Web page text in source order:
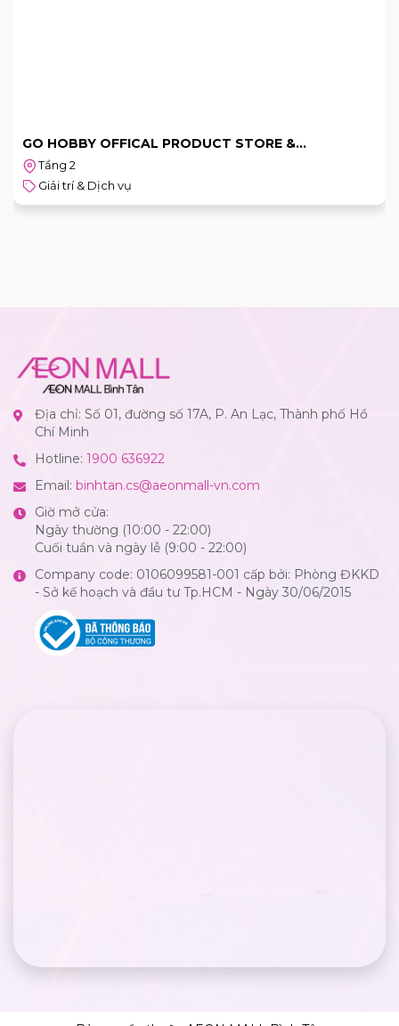
LIFE FOUR CUTS
Tầng 2
Giải trí & Dịch vụ
Địa chỉ: Số 01, đường số 17A, P. An Lạc, Thành phố Hồ
Chí Minh
Hotline: 1900 636922
Email: binhtan.cs@aeonmall-vn.com
Giờ mở cửa:
Ngày thường (10:00 - 22:00)
Cuối tuần và ngày lễ (9:00 - 22:00)
Company code: 0106099581-001 cấp bởi: Phòng ĐKKD
- Sở kế hoạch và đầu tư Tp.HCM - Ngày 30/06/2015